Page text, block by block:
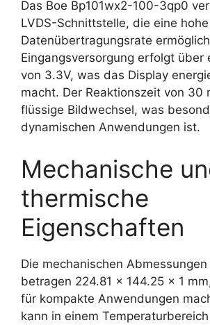
Das Boe Bp101wx2-100-3qp0
LVDS-Schnittstelle, die eine hohe
Datenübertragungsrate
Eingangsversorgung erfolgt über
von 3.3V, was das Display
macht. Der Reaktionszeit von 30
flüssige Bildwechsel, was
dynamischen Anwendungen ist.
Mechanische
thermische
Eigenschaften
Die mechanischen
betragen 224.81 x 144.25 x 1
für kompakte Anwendungen
kann in einem